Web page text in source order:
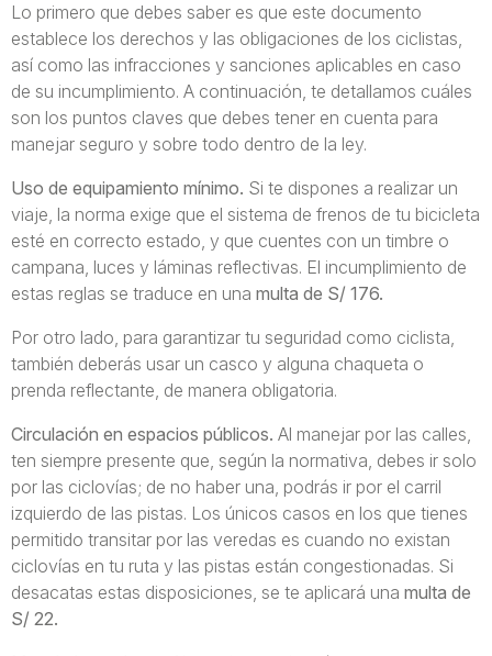
Lo primero que debes saber es que este documento
establece los derechos y las obligaciones de los ciclistas,
así como las infracciones y sanciones aplicables en caso
de su incumplimiento. A continuación, te detallamos cuáles
son los puntos claves que debes tener en cuenta para
manejar seguro y sobre todo dentro de la ley.
Uso de equipamiento mínimo. Si te dispones a realizar un
viaje, la norma exige que el sistema de frenos de tu bicicleta
esté en correcto estado, y que cuentes con un timbre o
campana, luces y láminas reflectivas. El incumplimiento de
estas reglas se traduce en una multa de S/ 176.
Por otro lado, para garantizar tu seguridad como ciclista,
también deberás usar un casco y alguna chaqueta o
prenda reflectante, de manera obligatoria.
Circulación en espacios públicos. Al manejar por las calles,
ten siempre presente que, según la normativa, debes ir solo
por las ciclovías; de no haber una, podrás ir por el carril
izquierdo de las pistas. Los únicos casos en los que tienes
permitido transitar por las veredas es cuando no existan
ciclovías en tu ruta y las pistas están congestionadas. Si
desacatas estas disposiciones, se te aplicará una multa de
S/ 22.